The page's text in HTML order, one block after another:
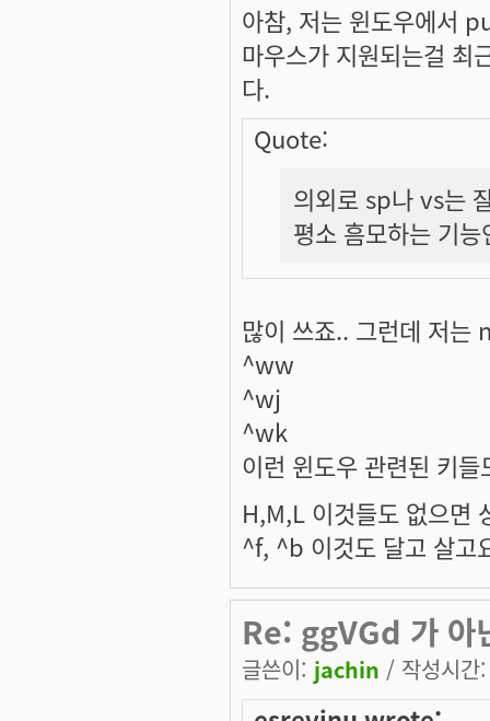
아참, 저는 윈도우에서
마우스가 지원되는걸 최
다.
Quote:
의외로 sp나 vs는
평소 흠모하는 기능
많이 쓰죠.. 그런데 저는
^ww
^wj
^wk
이런 윈도우 관련된 키
H,M,L 이것들도 없으면
^f, ^b 이것도 달고 살고
Re: ggVGd 가 아
글쓴이: jachin / 작성시